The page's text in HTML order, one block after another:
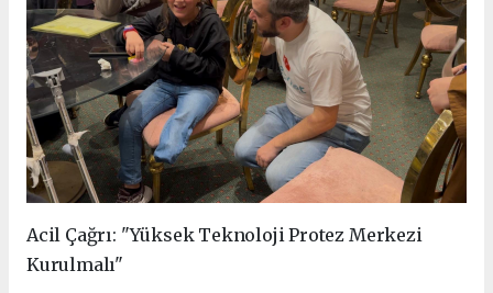
Acil Çağrı: "Yüksek Teknoloji Protez Merkezi
Kurulmalı"